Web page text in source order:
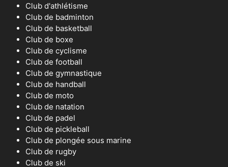
Club d'athlétisme
Club de badminton
Club de basketball
Club de boxe
Club de cyclisme
Club de football
Club de gymnastique
Club de handball
Club de moto
Club de natation
Club de padel
Club de pickleball
Club de plongée sous marine
Club de rugby
Club de ski